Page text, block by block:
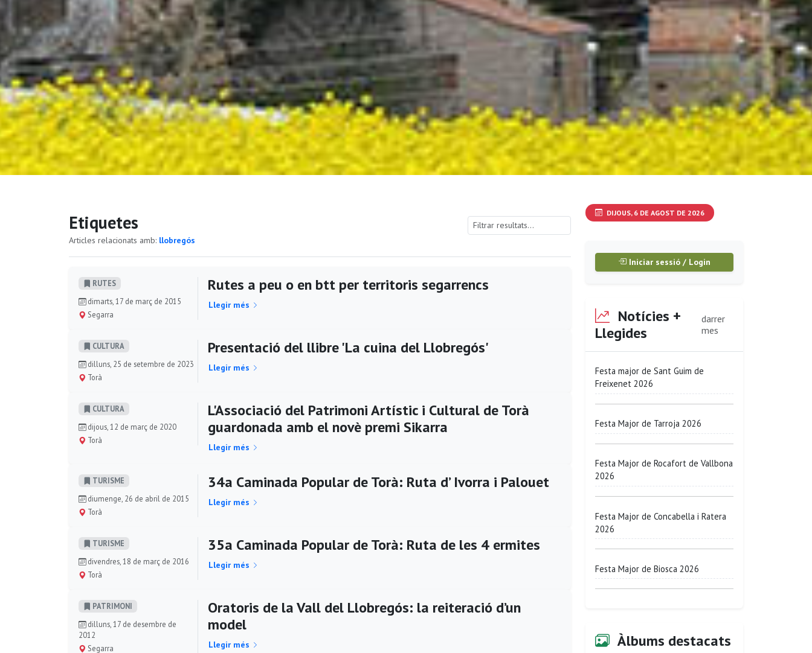
Etiquetes
Articles relacionats amb: llobregós
RUTES
dimarts, 17 de març de 2015
Segarra
Rutes a peu o en btt per territoris segarrencs
Llegir més
CULTURA
dilluns, 25 de setembre de 2023
Torà
Presentació del llibre 'La cuina del Llobregós'
Llegir més
CULTURA
dijous, 12 de març de 2020
Torà
L'Associació del Patrimoni Artístic i Cultural de Torà
guardonada amb el novè premi Sikarra
Llegir més
TURISME
diumenge, 26 de abril de 2015
Torà
34a Caminada Popular de Torà: Ruta d’ Ivorra i Palouet
Llegir més
TURISME
divendres, 18 de març de 2016
Torà
35a Caminada Popular de Torà: Ruta de les 4 ermites
Llegir més
PATRIMONI
dilluns, 17 de desembre de
2012
Segarra
Oratoris de la Vall del Llobregós: la reiteració d’un
model
Llegir més
DIJOUS, 6 DE AGOST DE 2026
Iniciar sessió / Login
Notícies +
Llegides
darrer
mes
Festa major de Sant Guim de
Freixenet 2026
Festa Major de Tarroja 2026
Festa Major de Rocafort de Vallbona
2026
Festa Major de Concabella i Ratera
2026
Festa Major de Biosca 2026
Àlbums destacats